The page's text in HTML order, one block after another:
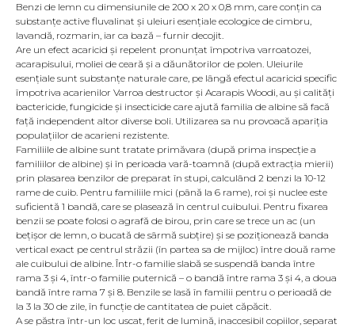
Benzi de lemn cu dimensiunile de 200 x 20 x 0,8 mm, care conțin ca
substanțe active fluvalinat și uleiuri esențiale ecologice de cimbru,
lavandă, rozmarin, iar ca bază – furnir decojit.
Are un efect acaricid și repelent pronunțat împotriva varroatozei,
acarapisului, moliei de ceară și a dăunătorilor de polen. Uleiurile
esențiale sunt substanțe naturale care, pe lângă efectul acaricid specific
împotriva acarienilor Varroa destructor și Acarapis Woodi, au și calități
bactericide, fungicide și insecticide care ajută familia de albine să facă
față independent altor diverse boli. Utilizarea sa nu provoacă apariția
populațiilor de acarieni rezistente.
Familiile de albine sunt tratate primăvara (după prima inspecție a
familiilor de albine) și în perioada vară-toamnă (după extracția mierii)
prin plasarea benzilor de preparat în stupi, calculând 2 benzi la 10-12
rame de cuib. Pentru familiile mici (până la 6 rame), roi și nuclee este
suficientă 1 bandă, care se plasează în centrul cuibului. Pentru fixarea
benzii se poate folosi o agrafă de birou, prin care se trece un ac (un
bețișor de lemn, o bucată de sârmă subțire) și se poziționează banda
vertical exact pe centrul străzii (în partea sa de mijloc) între două rame
ale cuibului de albine. Într-o familie slabă se suspendă banda între
rama 3 și 4, într-o familie puternică – o bandă între rama 3 și 4, a doua
bandă între rama 7 și 8. Benzile se lasă în familii pentru o perioadă de
la 3 la 30 de zile, în funcție de cantitatea de puiet căpăcit.
A se păstra într-un loc uscat, ferit de lumină, inaccesibil copiilor, separat